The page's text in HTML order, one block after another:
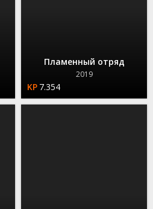
Пламенный отряд
2019
7.354